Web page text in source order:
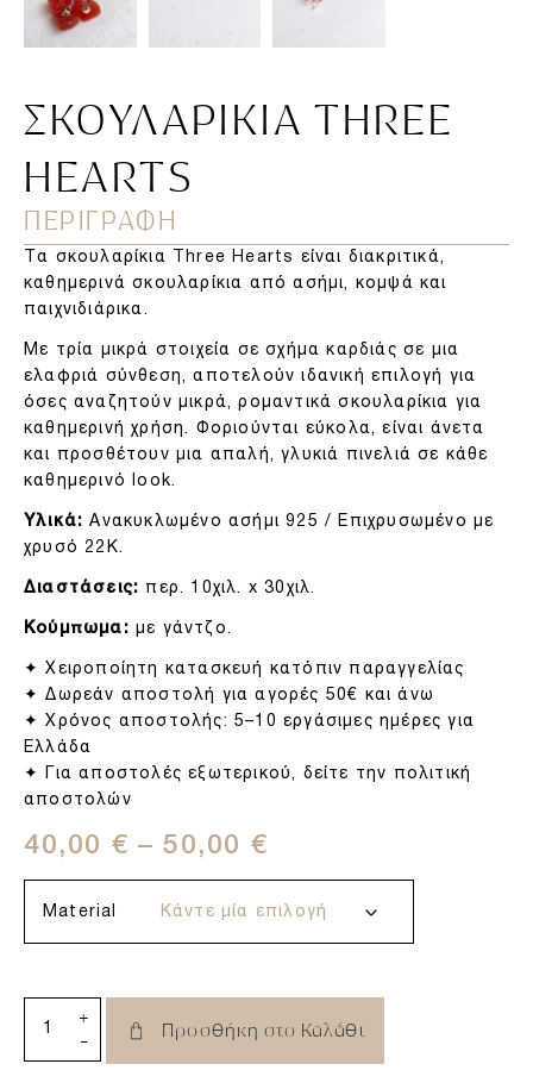
ΣΚΟΥΛΑΡΊΚΙΑ THREE
HEARTS
ΠΕΡΙΓΡΑΦΗ
Τα σκουλαρίκια Three Hearts είναι διακριτικά,
καθημερινά σκουλαρίκια από ασήμι, κομψά και
παιχνιδιάρικα.
Με τρία μικρά στοιχεία σε σχήμα καρδιάς σε μια
ελαφριά σύνθεση, αποτελούν ιδανική επιλογή για
όσες αναζητούν μικρά, ρομαντικά σκουλαρίκια για
καθημερινή χρήση. Φοριούνται εύκολα, είναι άνετα
και προσθέτουν μια απαλή, γλυκιά πινελιά σε κάθε
καθημερινό look.
Υλικά: Ανακυκλωμένο ασήμι 925 / Επιχρυσωμένο με
χρυσό 22Κ.
Διαστάσεις: περ. 10χιλ. x 30χιλ.
Κούμπωμα: με γάντζο.
✦ Χειροποίητη κατασκευή κατόπιν παραγγελίας
✦ Δωρεάν αποστολή για αγορές 50€ και άνω
✦ Χρόνος αποστολής: 5–10 εργάσιμες ημέρες για
Ελλάδα
✦ Για αποστολές εξωτερικού, δείτε την πολιτική
αποστολών
40,00 € – 50,00 €
Material
-
+
Προσθήκη στο Καλάθι